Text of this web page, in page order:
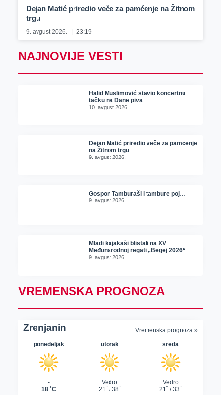
Dejan Matić priredio veče za pamćenje na Žitnom
trgu
9. avgust 2026. 23:19
NAJNOVIJE VESTI
Halid Muslimović stavio koncertnu
tačku na Dane piva
10. avgust 2026.
Dejan Matić priredio veče za pamćenje
na Žitnom trgu
9. avgust 2026.
Gospon Tamburaši i tambure poj…
9. avgust 2026.
Mladi kajakaši blistali na XV
Međunarodnoj regati „Begej 2026“
9. avgust 2026.
VREMENSKA PROGNOZA